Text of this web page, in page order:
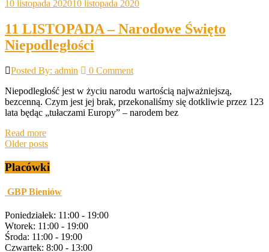
10 listopada 202010 listopada 2020
11 LISTOPADA – Narodowe Święto
Niepodległości
Posted By: admin
0 Comment
Niepodległość jest w życiu narodu wartością najważniejszą,
bezcenną. Czym jest jej brak, przekonaliśmy się dotkliwie przez 123
lata będąc „tułaczami Europy” – narodem bez
Read more
Posts
Older posts
Placówki
GBP Bieniów
Poniedziałek: 11:00 - 19:00
Wtorek: 11:00 - 19:00
Środa: 11:00 - 19:00
Czwartek: 8:00 - 13:00